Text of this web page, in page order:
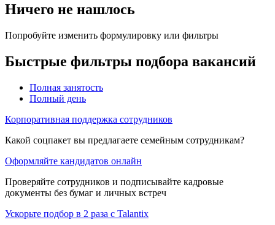
Ничего не нашлось
Попробуйте изменить формулировку или фильтры
Быстрые фильтры подбора вакансий
Полная занятость
Полный день
Корпоративная поддержка сотрудников
Какой соцпакет вы предлагаете семейным сотрудникам?
Оформляйте кандидатов онлайн
Проверяйте сотрудников и подписывайте кадровые
документы без бумаг и личных встреч
Ускорьте подбор в 2 раза с Talantix